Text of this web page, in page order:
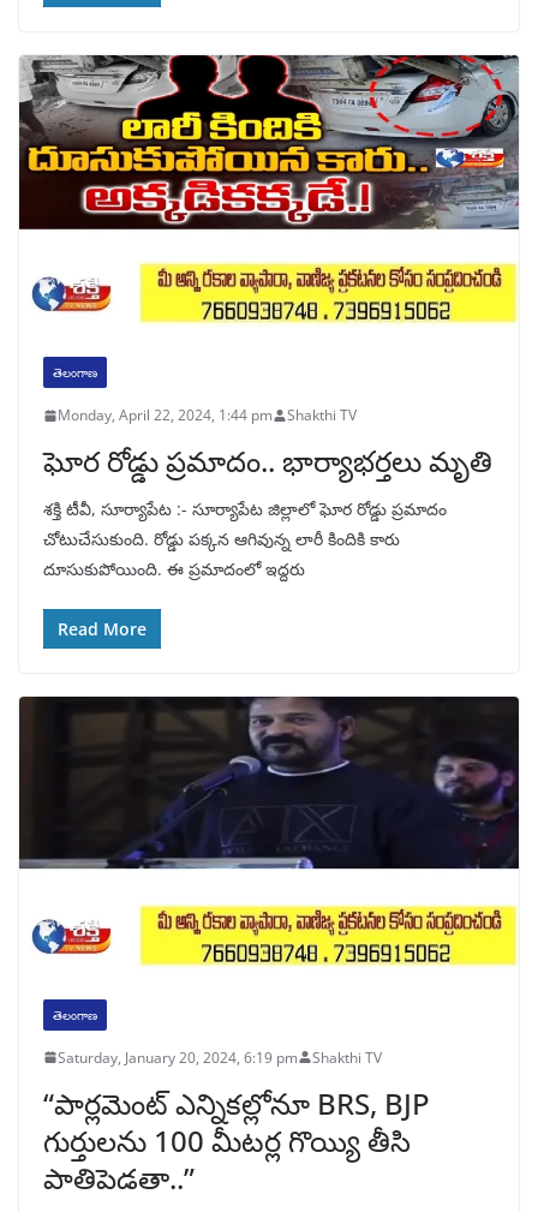
తెలంగాణ
Monday, April 22, 2024, 1:44 pm Shakthi TV
ఘోర రోడ్డు ప్రమాదం.. భార్యాభర్తలు మృతి
శక్తి టీవీ, సూర్యాపేట :- సూర్యాపేట జిల్లాలో ఘోర రోడ్డు ప్రమాదం
చోటుచేసుకుంది. రోడ్డు పక్కన ఆగివున్న లారీ కిందికి కారు
దూసుకుపోయింది. ఈ ప్రమాదంలో ఇద్దరు
Read More
తెలంగాణ
Saturday, January 20, 2024, 6:19 pm Shakthi TV
“పార్లమెంట్ ఎన్నికల్లోనూ BRS, BJP
గుర్తులను 100 మీటర్ల గొయ్యి తీసి
పాతిపెడతా..”